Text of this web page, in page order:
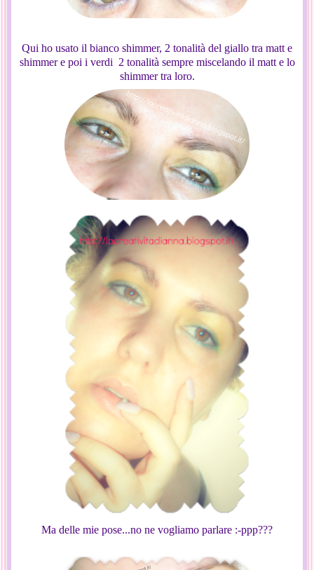
Qui ho usato il bianco shimmer, 2 tonalità del giallo tra matt e
shimmer e poi i verdi 2 tonalità sempre miscelando il matt e lo
shimmer tra loro.
Ma delle mie pose...no ne vogliamo parlare :-ppp???